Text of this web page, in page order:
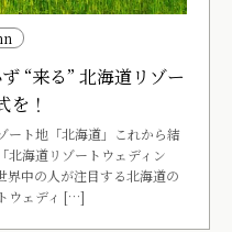
“来る” 北海道リゾー
を！
ート地「北海道」これから結
北海道リゾートウェディン
界中の人が注目する北海道の
ウェディ […]